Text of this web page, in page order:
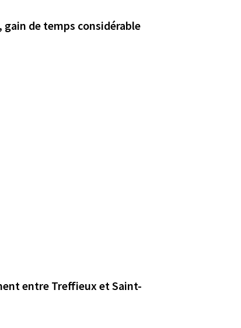
de temps considérable
entre Treffieux et Saint-